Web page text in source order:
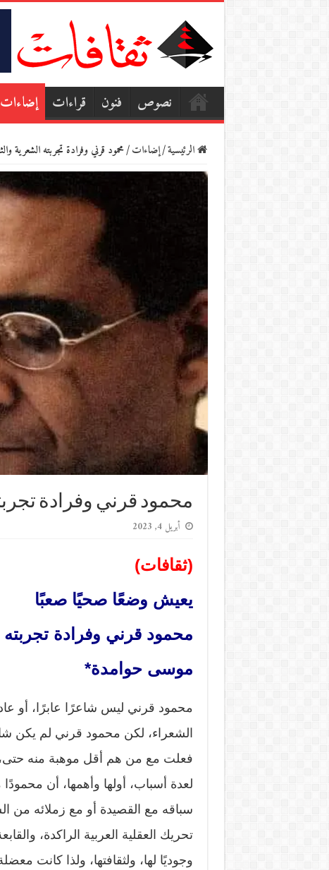
نصوص فنون قراءات إضاءات
الرئيسية/إضاءات/محمود قرني وفرادة تجربته الشعرية
محمود قرني وفرادة
أبريل 4, 2023
(ثقافات)
يعيش وضعًا صحيًا صعبًا
محمود قرني وفرادة تجربته
موسى حوامدة*
محمود قرني ليس شاعرًا عابرًا، أو
الشعراء، لكن محمود قرني لم يكن
فعلت مع من هم أقل موهبة منه حتى،
لعدة أسباب، أولها وأهمها، أن
سباقه مع القصيدة أو مع زملائه من
تحريك العقلية العربية الراكدة،
وجوديًا لها، ولثقافتها، ولذا كانت